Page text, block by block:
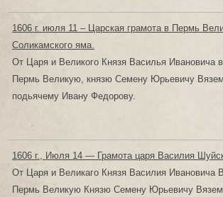
1606 г. июля 11 – Царская грамота в Пермь
Соликамского яма.
От Царя и Великого Князя Василья Ивановича
Пермь Великую, князю Семену Юрьевичу
подьячему Ивану Федорову.
1606 г., Июля 14 — Грамота царя Василия
От Царя и Великаго Князя Василия Ивановича
Пермь Великую Князю Семену Юрьевичу